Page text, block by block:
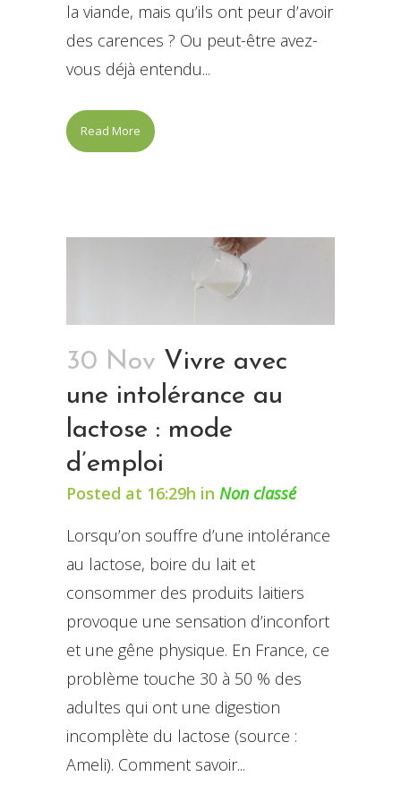
la viande, mais qu’ils ont peur d’avoir
des carences ? Ou peut-être avez-
vous déjà entendu...
Read More
30 Nov Vivre avec
une intolérance au
lactose : mode
d’emploi
Posted at 16:29h in Non classé
Lorsqu’on souffre d’une intolérance
au lactose, boire du lait et
consommer des produits laitiers
provoque une sensation d’inconfort
et une gêne physique. En France, ce
problème touche 30 à 50 % des
adultes qui ont une digestion
incomplète du lactose (source :
Ameli). Comment savoir...